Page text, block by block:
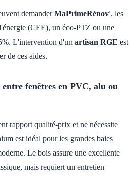
demanderMaPrimeRénov', les
(CEE), un éco-PTZ ou une
L'intervention d'un artisan RGE est
de ces aides.
fenêtres en PVC, alu ou
rapport qualité-prix et ne nécessite
est idéal pour les grandes baies
Le bois assure une excellente
mais requiert un entretien